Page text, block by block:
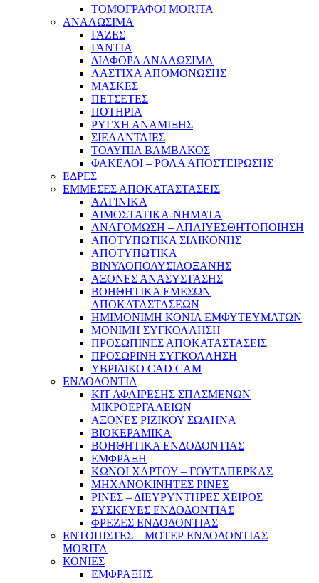
ΤΟΜΟΓΡΑΦΟΙ MORITA
ΑΝΑΛΩΣΙΜΑ
ΓΑΖΕΣ
ΓΑΝΤΙΑ
ΔΙΑΦΟΡΑ ΑΝΑΛΩΣΙΜΑ
ΛΑΣΤΙΧΑ ΑΠΟΜΟΝΩΣΗΣ
ΜΑΣΚΕΣ
ΠΕΤΣΕΤΕΣ
ΠΟΤΗΡΙΑ
ΡΥΓΧΗ ΑΝΑΜΙΞΗΣ
ΣΙΕΛΑΝΤΛΙΕΣ
ΤΟΛΥΠΙΑ ΒΑΜΒΑΚΟΣ
ΦΑΚΕΛΟΙ – ΡΟΛΑ ΑΠΟΣΤΕΙΡΩΣΗΣ
ΕΔΡΕΣ
ΕΜΜΕΣΕΣ ΑΠΟΚΑΤΑΣΤΑΣΕΙΣ
ΑΛΓΙΝΙΚΑ
ΑΙΜΟΣΤΑΤΙΚΑ-ΝΗΜΑΤΑ
ΑΝΑΓΟΜΩΣΗ – ΑΠΑΙΥΕΣΘΗΤΟΠΟΙΗΣΗ
ΑΠΟΤΥΠΩΤΙΚΑ ΣΙΛΙΚΟΝΗΣ
ΑΠΟΤΥΠΩΤΙΚΑ
ΒΙΝΥΛΟΠΟΛΥΣΙΛΟΞΑΝΗΣ
ΑΞΟΝΕΣ ΑΝΑΣΥΣΤΑΣΗΣ
ΒΟΗΘΗΤΙΚΑ ΕΜΕΣΩΝ
ΑΠΟΚΑΤΑΣΤΑΣΕΩΝ
ΗΜΙΜΟΝΙΜΗ ΚΟΝΙΑ ΕΜΦΥΤΕΥΜΑΤΩΝ
ΜΟΝΙΜΗ ΣΥΓΚΟΛΛΗΣΗ
ΠΡΟΣΩΠΙΝΕΣ ΑΠΟΚΑΤΑΣΤΑΣΕΙΣ
ΠΡΟΣΩΡΙΝΗ ΣΥΓΚΟΛΛΗΣΗ
ΥΒΡΙΔΙΚΟ CAD CAM
ΕΝΔΟΔΟΝΤΙΑ
ΚΙΤ ΑΦΑΙΡΕΣΗΣ ΣΠΑΣΜΕΝΩΝ
ΜΙΚΡΟΕΡΓΑΛΕΙΩΝ
ΑΞΟΝΕΣ ΡΙΖΙΚΟΥ ΣΩΛΗΝΑ
ΒΙΟΚΕΡΑΜΙΚΑ
ΒΟΗΘΗΤΙΚΑ ΕΝΔΟΔΟΝΤΙΑΣ
ΕΜΦΡΑΞΗ
ΚΩΝΟΙ ΧΑΡΤΟΥ – ΓΟΥΤΑΠΕΡΚΑΣ
ΜΗΧΑΝΟΚΙΝΗΤΕΣ ΡΙΝΕΣ
ΡΙΝΕΣ – ΔΙΕΥΡΥΝΤΗΡΕΣ ΧΕΙΡΟΣ
ΣΥΣΚΕΥΕΣ ΕΝΔΟΔΟΝΤΙΑΣ
ΦΡΕΖΕΣ ΕΝΔΟΔΟΝΤΙΑΣ
ΕΝΤΟΠΙΣΤΕΣ – ΜΟΤΕΡ ΕΝΔΟΔΟΝΤΙΑΣ
MORITA
ΚΟΝΙΕΣ
ΕΜΦΡΑΞΗΣ